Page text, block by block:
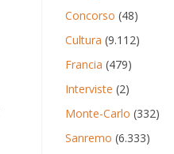
Concorso (48)
Cultura (9.112)
Francia (479)
Interviste (2)
Monte-Carlo (332)
Sanremo (6.333)